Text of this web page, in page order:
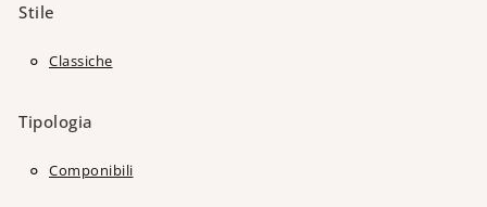
Stile
Classiche
Tipologia
Componibili